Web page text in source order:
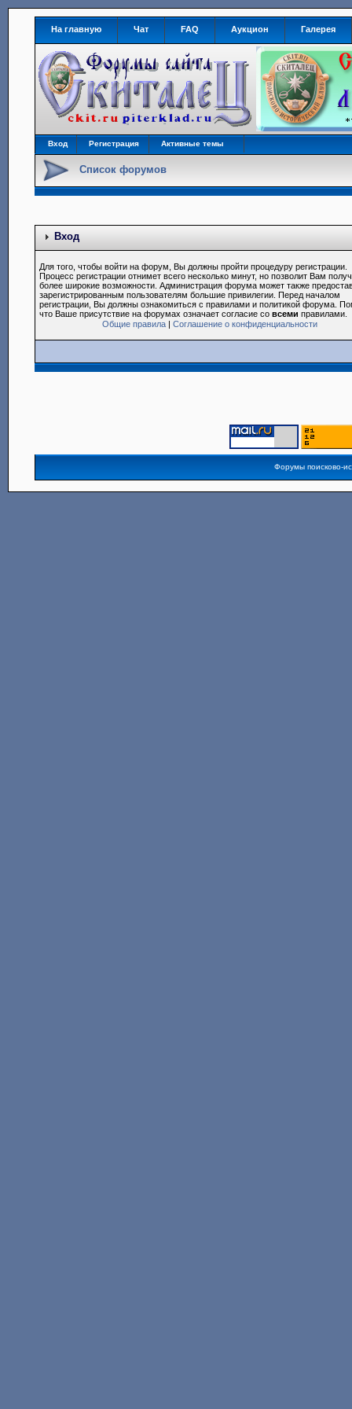
На главную Чат FAQ Аукцион Галерея
Вход Регистрация Активные темы
Список форумов
Вход
Для того, чтобы войти на форум, Вы должны пройти процедуру регистрации.
Процесс регистрации отнимет всего несколько минут, но позволит Вам
более широкие возможности. Администрация форума может также
зарегистрированным пользователям большие привилегии. Перед началом
регистрации, Вы должны ознакомиться с правилами и политикой форума.
что Ваше присутствие на форумах означает согласие совсеми правилами.
Общие правила |Соглашение о конфиденциальности
Форумы поисково-